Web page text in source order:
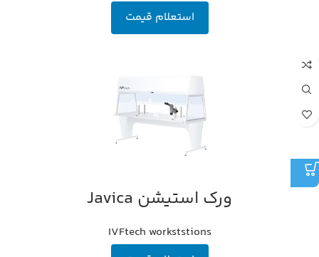
استعلام قیمت
ورک استیشن Javica
IVFtech workststions